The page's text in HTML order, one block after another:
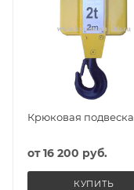
Крюковая подвеска
от16 200 руб.
КУПИТЬ